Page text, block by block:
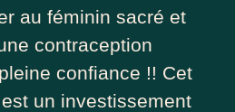
au féminin sacré et
contraception
confiance !! Cet
un investissement